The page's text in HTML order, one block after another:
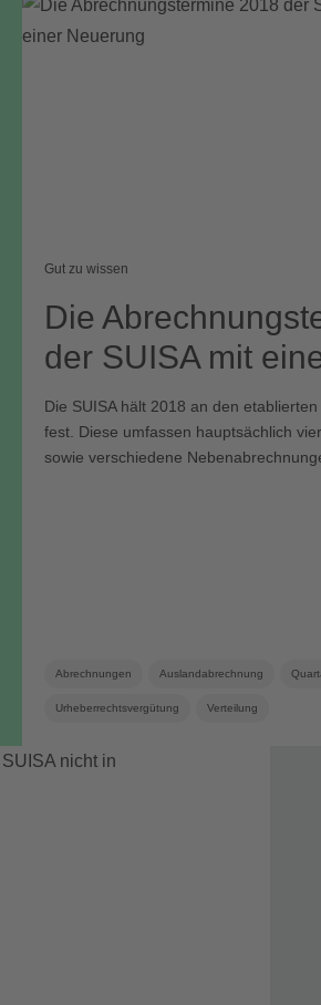
Gut zu wissen
Die
der SUISA mit
Die SUISA hält 2018 an den
fest. Diese umfassen hauptsächlich
sowie verschiedene
Abrechnungen Auslandabrechnung
Urheberrechtsvergütung Verteilung